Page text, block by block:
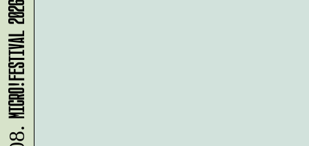
MICRO!FESTIVAL 2026